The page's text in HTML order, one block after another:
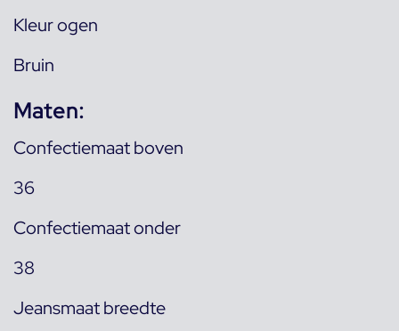
Kleur ogen
Bruin
Maten:
Confectiemaat boven
36
Confectiemaat onder
38
Jeansmaat breedte